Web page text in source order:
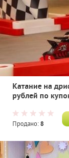
Катание на
рублей по
Продано:8